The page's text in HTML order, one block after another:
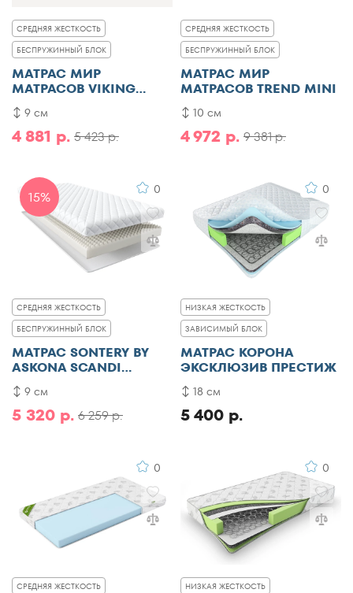
СРЕДНЯЯ ЖЕСТКОСТЬ
БЕСПРУЖИННЫЙ БЛОК
МАТРАС МИР
МАТРАСОВ VIKING
AGVID
5 423 р.
4 881 р.
9 см
СРЕДНЯЯ ЖЕСТКОСТЬ
БЕСПРУЖИННЫЙ БЛОК
МАТРАС МИР
МАТРАСОВ TREND MINI
9 381 р.
4 972 р.
10 см
15% 0
СРЕДНЯЯ ЖЕСТКОСТЬ
БЕСПРУЖИННЫЙ БЛОК
МАТРАС SONTERY BY
ASKONA SCANDI
LINDOME
6 259 р.
5 320 р.
9 см
0
НИЗКАЯ ЖЕСТКОСТЬ
ЗАВИСИМЫЙ БЛОК
МАТРАС КОРОНА
ЭКСКЛЮЗИВ ПРЕСТИЖ
5 400 р.
18 см
0
СРЕДНЯЯ ЖЕСТКОСТЬ
0
НИЗКАЯ ЖЕСТКОСТЬ